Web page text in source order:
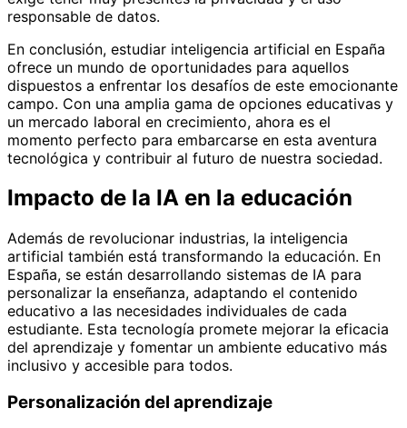
responsable de datos.
En conclusión, estudiar inteligencia artificial en España
ofrece un mundo de oportunidades para aquellos
dispuestos a enfrentar los desafíos de este emocionante
campo. Con una amplia gama de opciones educativas y
un mercado laboral en crecimiento, ahora es el
momento perfecto para embarcarse en esta aventura
tecnológica y contribuir al futuro de nuestra sociedad.
Impacto de la IA en la educación
Además de revolucionar industrias, la inteligencia
artificial también está transformando la educación. En
España, se están desarrollando sistemas de IA para
personalizar la enseñanza, adaptando el contenido
educativo a las necesidades individuales de cada
estudiante. Esta tecnología promete mejorar la eficacia
del aprendizaje y fomentar un ambiente educativo más
inclusivo y accesible para todos.
Personalización del aprendizaje